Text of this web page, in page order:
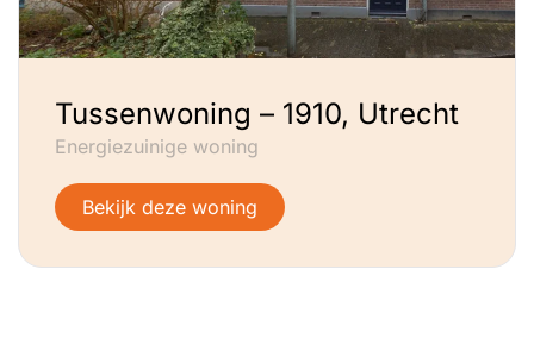
Tussenwoning – 1910, Utrecht
Energiezuinige woning
Bekijk deze woning